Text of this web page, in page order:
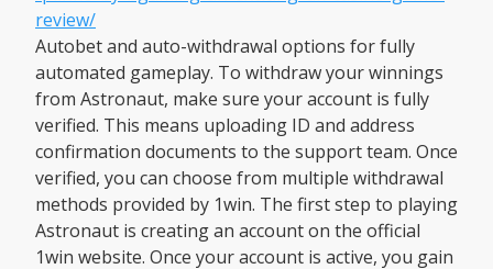
review/
Autobet and auto-withdrawal options for fully
automated gameplay. To withdraw your winnings
from Astronaut, make sure your account is fully
verified. This means uploading ID and address
confirmation documents to the support team. Once
verified, you can choose from multiple withdrawal
methods provided by 1win. The first step to playing
Astronaut is creating an account on the official
1win website. Once your account is active, you gain